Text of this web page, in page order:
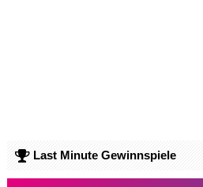
Last Minute Gewinnspiele